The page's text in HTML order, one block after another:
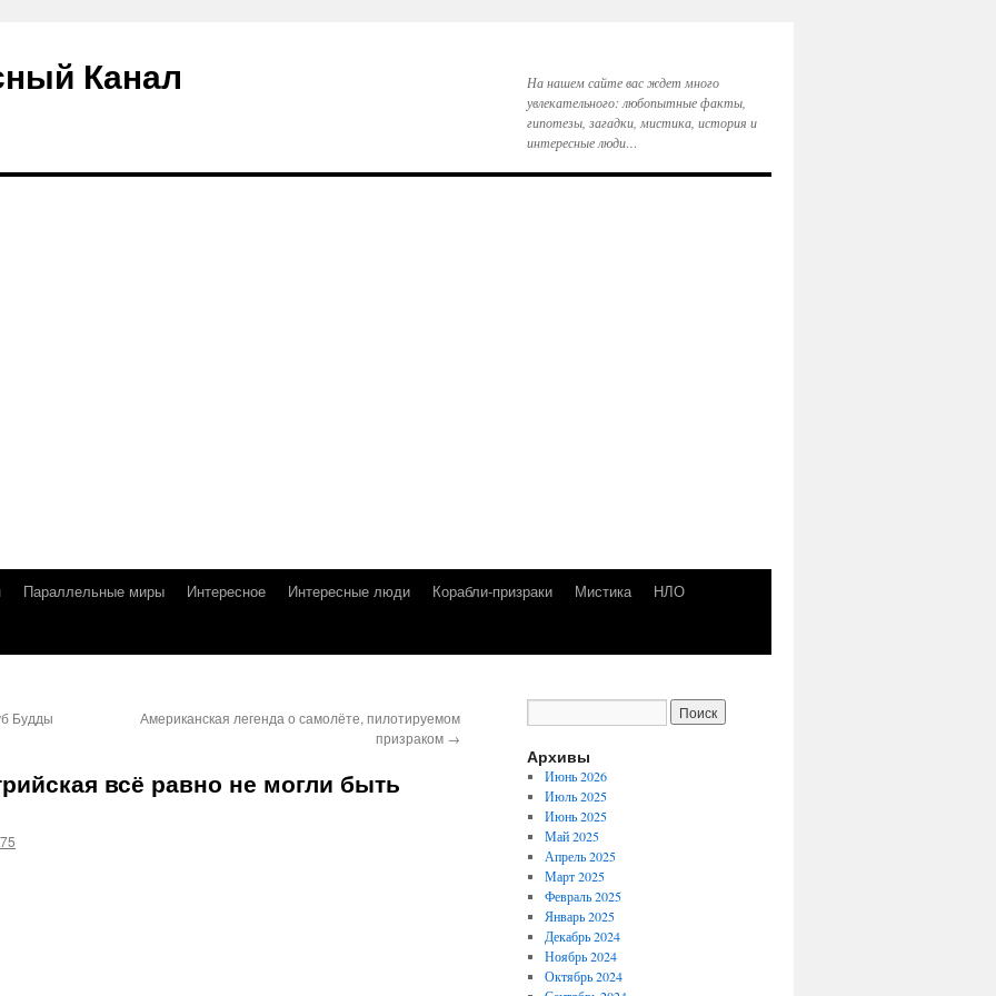
Канал
На нашем сайте вас ждет много
увлекательного: любопытные факты,
гипотезы, загадки, мистика, история и
интересные люди…
Параллельные миры Интересное Интересные люди Корабли-призраки Мистика
НЛО
Будды
Американская легенда о самолёте, пилотируемом
призраком →
всё равно не могли быть
Архивы
Июнь 2026
Июль 2025
Июнь 2025
Май 2025
Апрель 2025
Март 2025
Февраль 2025
Январь 2025
Декабрь 2024
Ноябрь 2024
Октябрь 2024